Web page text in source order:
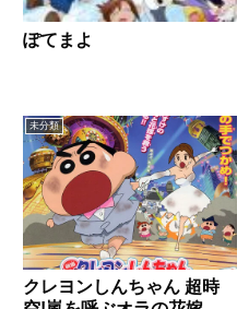
ぽてまよ
未分類
クレヨンしんちゃん 超時